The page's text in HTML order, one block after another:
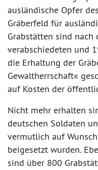
ausländische Opfer
Gräberfeld für
Grabstätten sind nach
verabschiedeten und
die Erhaltung der
Gewaltherrschaft«
auf Kosten der
Nicht mehr erhalten
deutschen Soldaten
vermutlich auf
beigesetzt wurden.
sind über 800